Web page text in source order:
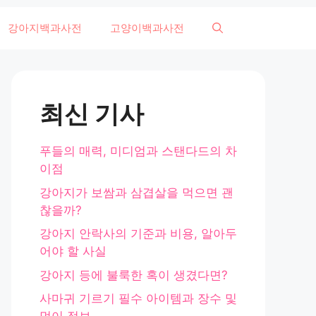
강아지백과사전 고양이백과사전
최신 기사
푸들의 매력, 미디엄과 스탠다드의 차
이점
강아지가 보쌈과 삼겹살을 먹으면 괜
찮을까?
강아지 안락사의 기준과 비용, 알아두
어야 할 사실
강아지 등에 불룩한 혹이 생겼다면?
사마귀 기르기 필수 아이템과 장수 및